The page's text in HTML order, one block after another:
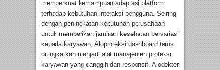
memperkuat kemampuan adaptasi platform
terhadap kebutuhan interaksi pengguna. Seiring
dengan peningkatan kebutuhan perusahaan
untuk memberikan jaminan kesehatan bervariasi
kepada karyawan, Aloproteksi dashboard terus
ditingkatkan menjadi alat manajemen proteksi
karyawan yang canggih dan responsif. Alodokter